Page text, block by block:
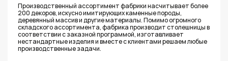
Производственный ассортимент фабрики насчитывает более
200 декоров, искусно имитирующих каменные породы,
деревянный массив и другие материалы. Помимо огромного
складского ассортимента, фабрика производит столешницы в
соответствии с заказной программой, изготавливает
нестандартные изделия и вместе с клиентами решаем любые
производственные задачи.